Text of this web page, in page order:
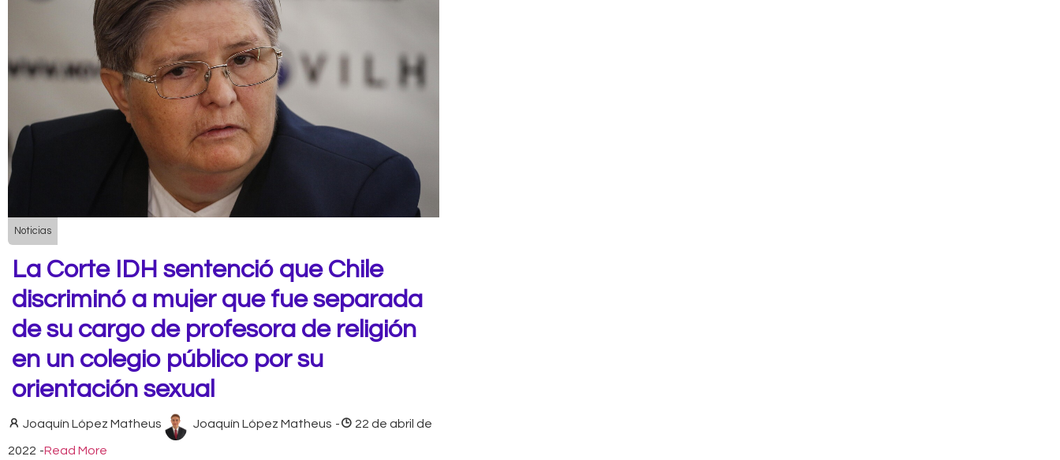
Noticias
La Corte IDH sentenció que Chile
discriminó a mujer que fue separada
de su cargo de profesora de religión
en un colegio público por su
orientación sexual
Joaquín López Matheus Joaquín López Matheus - 22 de abril de
2022 -Read More